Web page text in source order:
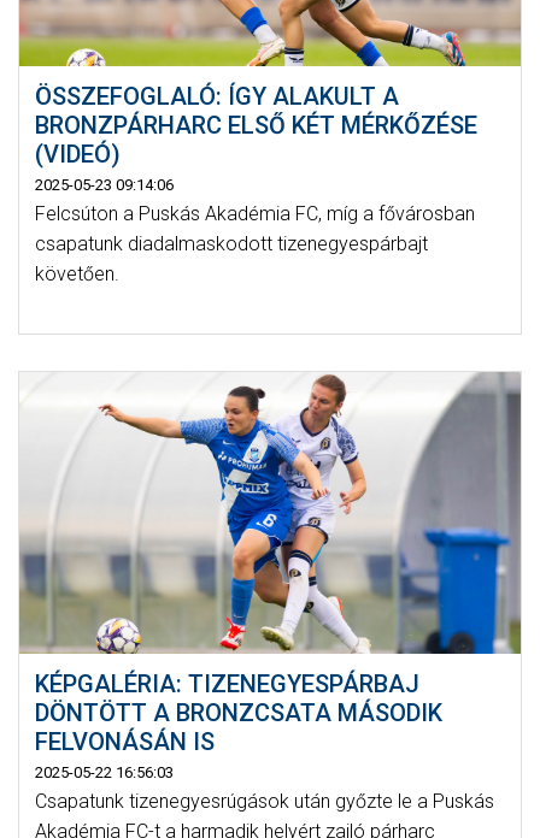
ÖSSZEFOGLALÓ: ÍGY ALAKULT A
BRONZPÁRHARC ELSŐ KÉT MÉRKŐZÉSE
(VIDEÓ)
2025-05-23 09:14:06
Felcsúton a Puskás Akadémia FC, míg a fővárosban
csapatunk diadalmaskodott tizenegyespárbajt
követően.
KÉPGALÉRIA: TIZENEGYESPÁRBAJ
DÖNTÖTT A BRONZCSATA MÁSODIK
FELVONÁSÁN IS
2025-05-22 16:56:03
Csapatunk tizenegyesrúgások után győzte le a Puskás
Akadémia FC-t a harmadik helyért zajló párharc